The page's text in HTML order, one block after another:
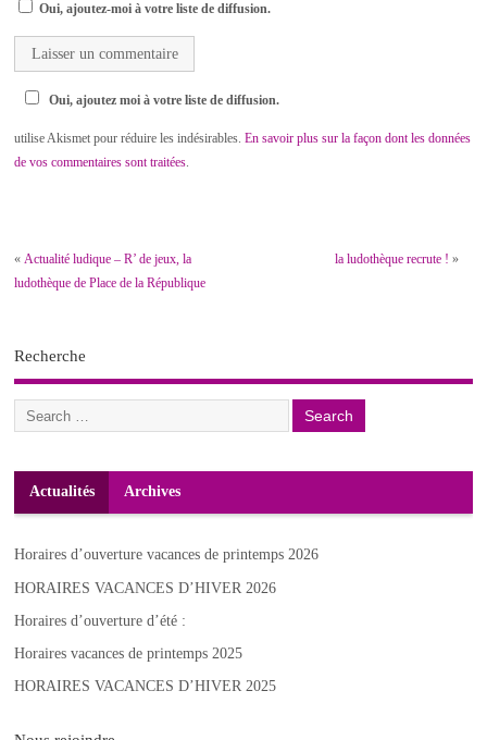
Oui, ajoutez-moi à votre liste de diffusion.
Oui, ajoutez moi à votre liste de diffusion.
utilise Akismet pour réduire les indésirables.En savoir plus sur la façon dont les données
de vos commentaires sont traitées.
«Actualité ludique – R’ de jeux, la
ludothèque de Place de la République
la ludothèque recrute ! »
Recherche
Actualités Archives
Horaires d’ouverture vacances de printemps 2026
HORAIRES VACANCES D’HIVER 2026
Horaires d’ouverture d’été :
Horaires vacances de printemps 2025
HORAIRES VACANCES D’HIVER 2025